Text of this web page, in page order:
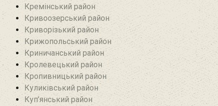
Кремінський район‎
Кривоозерський район‎
Криворізький район
Крижопольський район
Криничанський район
Кролевецький район‎
Кропивницький район
Куликівський район
Куп’янський район